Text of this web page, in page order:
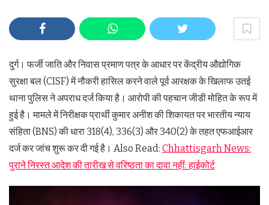
दुर्ग। फर्जी जाति और निवास प्रमाण पत्र के आधार पर केंद्रीय औद्योगिक
सुरक्षा बल (CISF) में नौकरी हासिल करने वाले पूर्व आरक्षक के खिलाफ उतई
थाना पुलिस ने अपराध दर्ज किया है। आरोपी की पहचान जीडी मोहित के रूप में
हुई है। मामले में निरीक्षक प्रार्थी कुमार अनीश की शिकायत पर भारतीय न्याय
संहिता (BNS) की धारा 318(4), 336(3) और 340(2) के तहत एफआईआर
दर्ज कर जांच शुरू कर दी गई है। Also Read: Chhattisgarh News:
पुराने निरस्त आदेश की तारीख से वरिष्ठता का दावा नहीं: हाईकोर्ट